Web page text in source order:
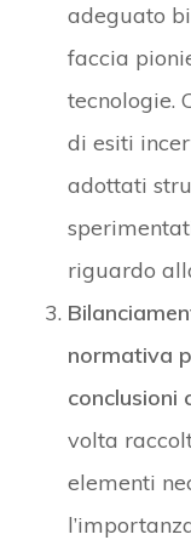
adeguato
faccia
tecnologie.
di esiti
adottati
riguardo
normativa
conclusioni
volta
elementi